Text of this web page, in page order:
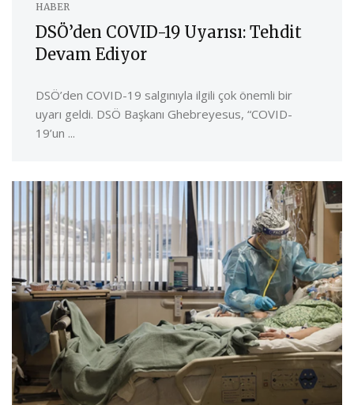
HABER
DSÖ’den COVID-19 Uyarısı: Tehdit
Devam Ediyor
DSÖ’den COVID-19 salgınıyla ilgili çok önemli bir
uyarı geldi. DSÖ Başkanı Ghebreyesus, “COVID-
19’un ...